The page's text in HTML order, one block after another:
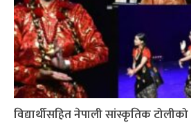
विद्यार्थीसहित नेपाली सांस्कृतिक टोलीको